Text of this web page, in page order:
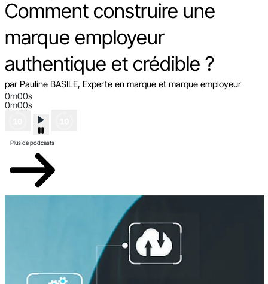
Comment construire une
marque employeur
authentique et crédible ?
par Pauline BASILE, Experte en marque et marque employeur
0m00s
0m00s
Plus de podcasts